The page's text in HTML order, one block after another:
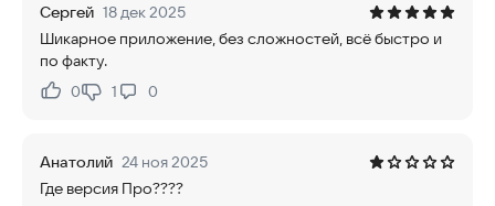
Сергей 18 дек 2025
Шикарное приложение, без сложностей, всё быстро и
по факту.
Нравится:
0Не нравится:
1 0
Анатолий 24 ноя 2025
Где версия Про????